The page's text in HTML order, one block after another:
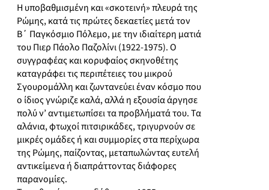
Η υποβαθμισμένη και «σκοτεινή» πλευρά της
Ρώμης, κατά τις πρώτες δεκαετίες μετά τον
Β΄ Παγκόσμιο Πόλεμο, με την ιδιαίτερη ματιά
του Πιερ Πάολο Παζολίνι (1922-1975). Ο
συγγραφέας και κορυφαίος σκηνοθέτης
καταγράφει τις περιπέτειες του μικρού
Σγουρομάλλη και ζωντανεύει έναν κόσμο που
ο ίδιος γνώριζε καλά, αλλά η εξουσία άργησε
πολύ ν’ αντιμετωπίσει τα προβλήματά του. Τα
αλάνια, φτωχοί πιτσιρικάδες, τριγυρνούν σε
μικρές ομάδες ή και συμμορίες στα περίχωρα
της Ρώμης, παίζοντας, μεταπωλώντας ευτελή
αντικείμενα ή διαπράττοντας διάφορες
παρανομίες.